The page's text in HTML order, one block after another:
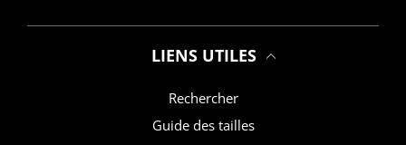
LIENS UTILES
Rechercher
Guide des tailles